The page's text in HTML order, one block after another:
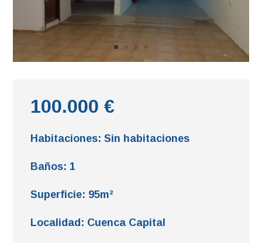
100.000 €
Habitaciones:Sin habitaciones
Baños: 1
Superficie: 95m²
Localidad : Cuenca Capital